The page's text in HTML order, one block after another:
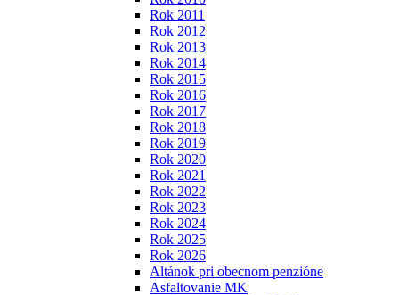
Rok 2011
Rok 2012
Rok 2013
Rok 2014
Rok 2015
Rok 2016
Rok 2017
Rok 2018
Rok 2019
Rok 2020
Rok 2021
Rok 2022
Rok 2023
Rok 2024
Rok 2025
Rok 2026
Altánok pri obecnom penzióne
Asfaltovanie MK